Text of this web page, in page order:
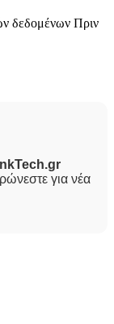
δεδομένων Πριν
για νέα